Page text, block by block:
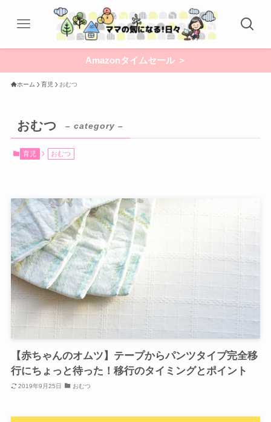
Amazonタイムセール ＞
ホーム 育児 おむつ
おむつ – category –
育児 おむつ
【赤ちゃんのオムツ】テープからパンツタイプ完全移
行にちょっと待った！移行のタイミングとポイント
2019年9月25日 おむつ